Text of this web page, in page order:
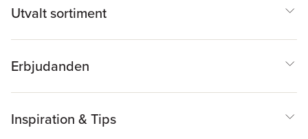
Utvalt sortiment
Erbjudanden
Inspiration & Tips